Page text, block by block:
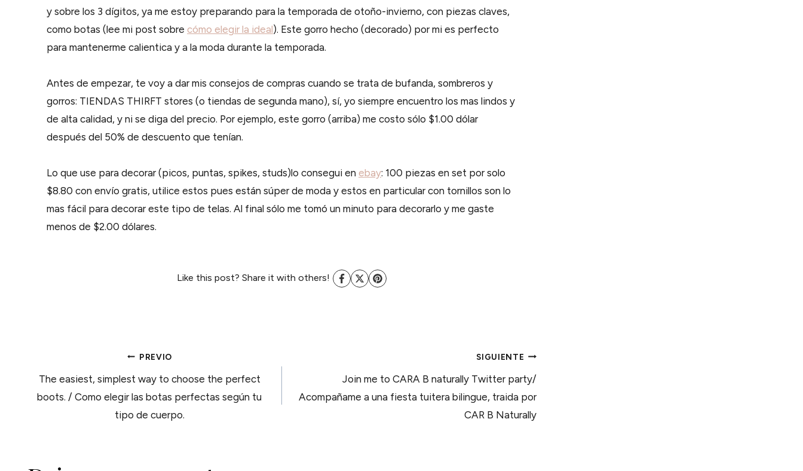
y sobre los 3 dígitos, ya me estoy preparando para la temporada de otoño-invierno, con piezas claves,
como botas (lee mi post sobre cómo elegir la ideal). Este gorro hecho (decorado) por mi es perfecto
para mantenerme calientica y a la moda durante la temporada.
Antes de empezar, te voy a dar mis consejos de compras cuando se trata de bufanda, sombreros y
gorros: TIENDAS THIRFT stores (o tiendas de segunda mano), sí, yo siempre encuentro los mas lindos y
de alta calidad, y ni se diga del precio. Por ejemplo, este gorro (arriba) me costo sólo $1.00 dólar
después del 50% de descuento que tenían.
Lo que use para decorar (picos, puntas, spikes, studs)​​lo consegui en ebay: 100 piezas en set por solo
$8.80 con envío gratis, utilice estos pues están súper de moda y estos en particular con tornillos son lo
mas fácil para decorar este tipo de telas. Al final sólo me tomó un minuto para decorarlo y me gaste
menos de $2.00 dólares.
Like this post? Share it with others!
NAVEGACIÓN
DE
PREVIO
The easiest, simplest way to choose the perfect
boots. / Como elegir las botas perfectas según tu
tipo de cuerpo.
SIGUIENTE
Join me to CARA B naturally Twitter party/
Acompañame a una fiesta tuitera bilingue, traida por
CAR B Naturally